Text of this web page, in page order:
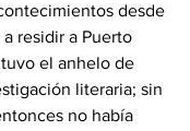
desde
residir a Puerto
el anhelo de
literaria; sin
no había